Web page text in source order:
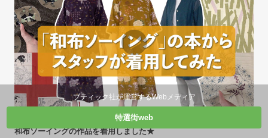
和布ソーイングの作品を着用しました★
ブティック社が運営するWebメディア
特選街web